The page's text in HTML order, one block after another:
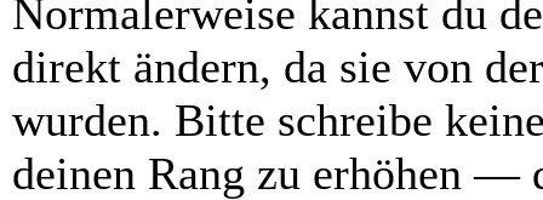
Normalerweise kannst du
direkt ändern, da sie von
wurden. Bitte schreibe
deinen Rang zu erhöhen —